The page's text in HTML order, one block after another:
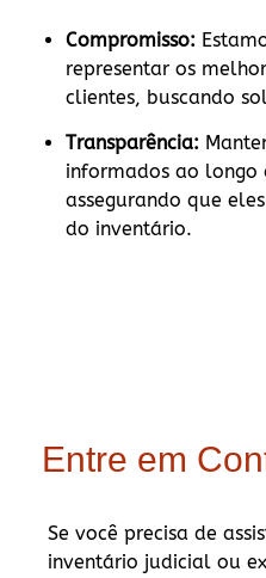
Compromisso:
representar os
clientes, buscando
Transparência:
informados ao longo
assegurando que
do inventário.
Entre em
Se você precisa de
inventário judicial ou